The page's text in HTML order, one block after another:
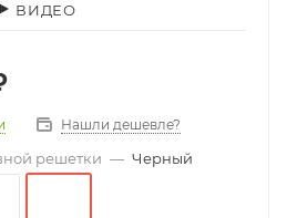
ВИДЕО
Нашли дешевле?
решетки — Черный